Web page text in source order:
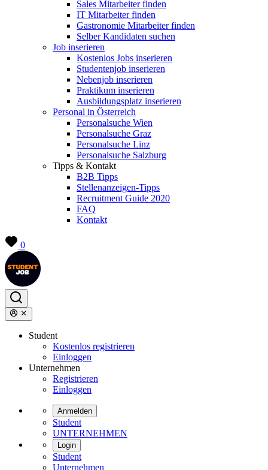
Sales Mitarbeiter finden
IT Mitarbeiter finden
Gastronomie Mitarbeiter finden
Selber Kandidaten suchen
Job inserieren
Kostenlos Jobs inserieren
Studentenjob inserieren
Nebenjob inserieren
Praktikum inserieren
Ausbildungsplatz inserieren
Personal in Österreich
Personalsuche Wien
Personalsuche Graz
Personalsuche Linz
Personalsuche Salzburg
Tipps & Kontakt
B2B Tipps
Stellenanzeigen-Tipps
Recruitment Guide 2020
FAQ
Kontakt
0
Student
Kostenlos registrieren
Einloggen
Unternehmen
Registrieren
Einloggen
Anmelden
Student
UNTERNEHMEN
Login
Student
Unternehmen